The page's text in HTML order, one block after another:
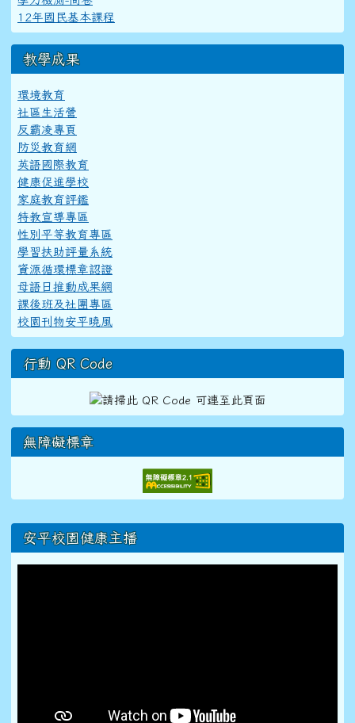
12年國民基本課程
教學成果
環境教育
社區生活營
反霸凌專頁
防災教育網
英語國際教育
健康促進學校
家庭教育評鑑
特教宣導專區
性別平等教育專區
學習扶助評量系統
資源循環標章認證
母語日推動成果網
課後班及社團專區
校園刊物安平曉風
行動 QR Code
無障礙標章
右邊區域內容
安平校園健康主播